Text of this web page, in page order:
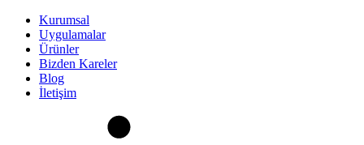
Kurumsal
Uygulamalar
Ürünler
Bizden Kareler
Blog
İletişim